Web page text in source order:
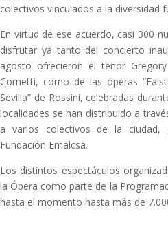
colectivos vinculados a la diversidad
En virtud de ese acuerdo, casi 300
disfrutar ya tanto del concierto
agosto ofrecieron el tenor
Cornetti, como de las óperas
Sevilla” de Rossini, celebradas
localidades se han distribuido a
a varios colectivos de la ciudad,
Fundación Emalcsa.
Los distintos espectáculos
la Ópera como parte de la
hasta el momento hasta más de